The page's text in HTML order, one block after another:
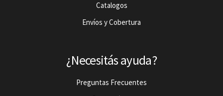
Catalogos
Envíos y Cobertura
¿Necesitás ayuda?
Preguntas Frecuentes